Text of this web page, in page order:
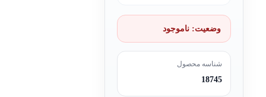
وضعیت: ناموجود
شناسه محصول
18745